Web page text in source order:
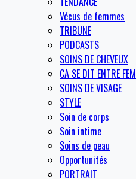
Vécus de femmes
TRIBUNE
PODCASTS
SOINS DE CHEVEUX
CA SE DIT ENTRE
SOINS DE VISAGE
STYLE
Soin de corps
Soin intime
Soins de peau
Opportunités
PORTRAIT